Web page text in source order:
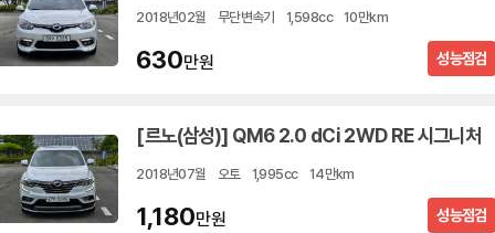
2018년02월 무단변속기 1,598cc 10만km
성능점검
630만원
[르노(삼성)] QM6 2.0 dCi 2WD RE 시그니처
2018년07월 오토 1,995cc 14만km
성능점검
1,180만원